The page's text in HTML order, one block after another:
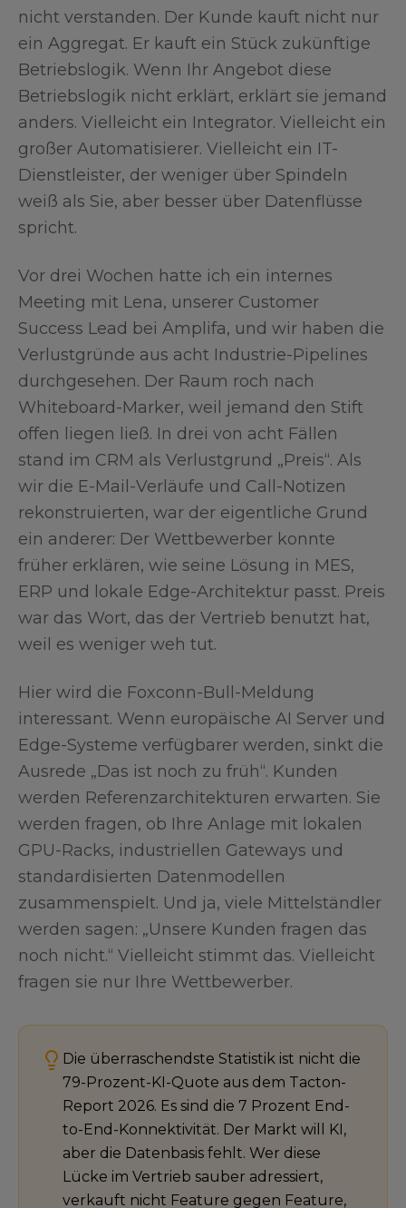
nicht verstanden. Der Kunde kauft nicht nur
ein Aggregat. Er kauft ein Stück zukünftige
Betriebslogik. Wenn Ihr Angebot diese
Betriebslogik nicht erklärt, erklärt sie jemand
anders. Vielleicht ein Integrator. Vielleicht ein
großer Automatisierer. Vielleicht ein IT-
Dienstleister, der weniger über Spindeln
weiß als Sie, aber besser über Datenflüsse
spricht.
Vor drei Wochen hatte ich ein internes
Meeting mit Lena, unserer Customer
Success Lead bei Amplifa, und wir haben die
Verlustgründe aus acht Industrie-Pipelines
durchgesehen. Der Raum roch nach
Whiteboard-Marker, weil jemand den Stift
offen liegen ließ. In drei von acht Fällen
stand im CRM als Verlustgrund „Preis“. Als
wir die E-Mail-Verläufe und Call-Notizen
rekonstruierten, war der eigentliche Grund
ein anderer: Der Wettbewerber konnte
früher erklären, wie seine Lösung in MES,
ERP und lokale Edge-Architektur passt. Preis
war das Wort, das der Vertrieb benutzt hat,
weil es weniger weh tut.
Hier wird die Foxconn-Bull-Meldung
interessant. Wenn europäische AI Server und
Edge-Systeme verfügbarer werden, sinkt die
Ausrede „Das ist noch zu früh“. Kunden
werden Referenzarchitekturen erwarten. Sie
werden fragen, ob Ihre Anlage mit lokalen
GPU-Racks, industriellen Gateways und
standardisierten Datenmodellen
zusammenspielt. Und ja, viele Mittelständler
werden sagen: „Unsere Kunden fragen das
noch nicht.“ Vielleicht stimmt das. Vielleicht
fragen sie nur Ihre Wettbewerber.
Die überraschendste Statistik ist nicht die
79-Prozent-KI-Quote aus dem Tacton-
Report 2026. Es sind die 7 Prozent End-
to-End-Konnektivität. Der Markt will KI,
aber die Datenbasis fehlt. Wer diese
Lücke im Vertrieb sauber adressiert,
verkauft nicht Feature gegen Feature,